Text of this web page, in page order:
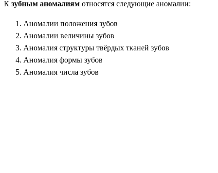
К зубным аномалиям относятся следующие аномалии:
Аномалии положения зубов
Аномалии величины зубов
Аномалия структуры твёрдых тканей зубов
Аномалия формы зубов
Аномалия числа зубов